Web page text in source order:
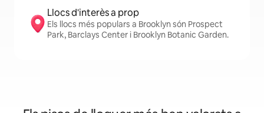
Llocs d'interès a prop
Els llocs més populars a Brooklyn són Prospect
Park, Barclays Center i Brooklyn Botanic Garden.